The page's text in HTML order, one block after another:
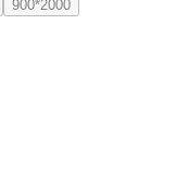
900*2000